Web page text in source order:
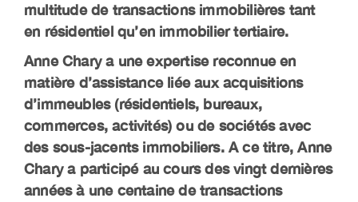
multitude de transactions immobilières tant
en résidentiel qu’en immobilier tertiaire.
Anne Chary a une expertise reconnue en
matière d’assistance liée aux acquisitions
d’immeubles (résidentiels, bureaux,
commerces, activités) ou de sociétés avec
des sous-jacents immobiliers. A ce titre, Anne
Chary a participé au cours des vingt dernières
années à une centaine de transactions